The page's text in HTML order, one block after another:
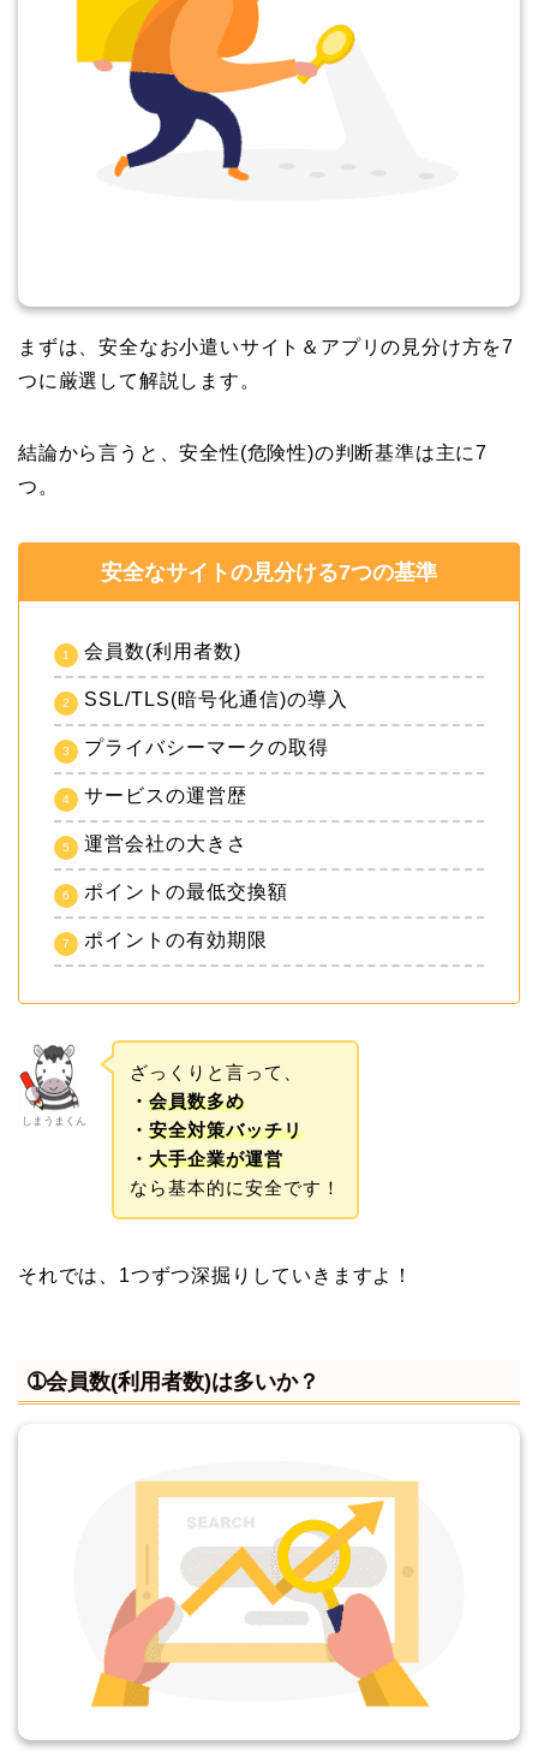
まずは、安全なお小遣いサイト＆アプリの見分け方を7
つに厳選して解説します。
結論から言うと、安全性(危険性)の判断基準は主に7
つ。
安全なサイトの見分ける7つの基準
会員数(利用者数)
SSL/TLS(暗号化通信)の導入
プライバシーマークの取得
サービスの運営歴
運営会社の大きさ
ポイントの最低交換額
ポイントの有効期限
しまうまくん
ざっくりと言って、
・ 会員数多め
・ 安全対策バッチリ
・ 大手企業が運営
なら基本的に安全です！
それでは、1つずつ深掘りしていきますよ！
➀会員数(利用者数)は多いか？